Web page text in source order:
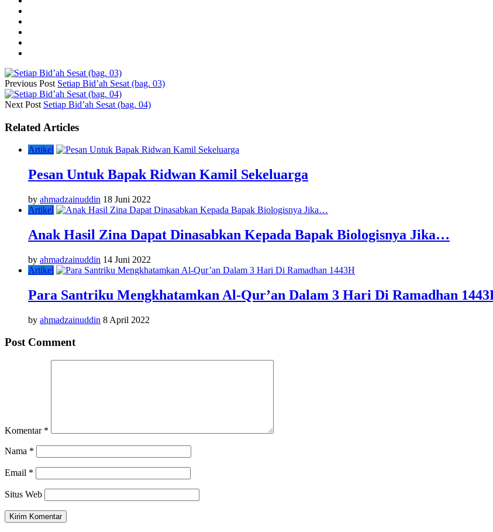
Previous Post Setiap Bid’ah Sesat (bag. 03)
Next Post Setiap Bid’ah Sesat (bag. 04)
Related Articles
Artikel
Pesan Untuk Bapak Ridwan Kamil Sekeluarga
by ahmadzainuddin 18 Juni 2022
Artikel
Anak Hasil Zina Dapat Dinasabkan Kepada Bapak Biologisnya Jika…
by ahmadzainuddin 14 Juni 2022
Artikel
Para Santriku Mengkhatamkan Al-Qur’an Dalam 3 Hari Di Ramadhan
by ahmadzainuddin 8 April 2022
Post Comment
Komentar *
Nama *
Email *
Situs Web